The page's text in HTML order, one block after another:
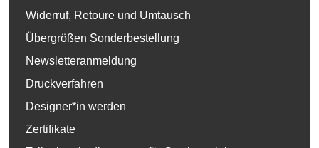
Widerruf, Retoure und Umtausch
Übergrößen Sonderbestellung
Newsletteranmeldung
Druckverfahren
Designer*in werden
Zertifikate